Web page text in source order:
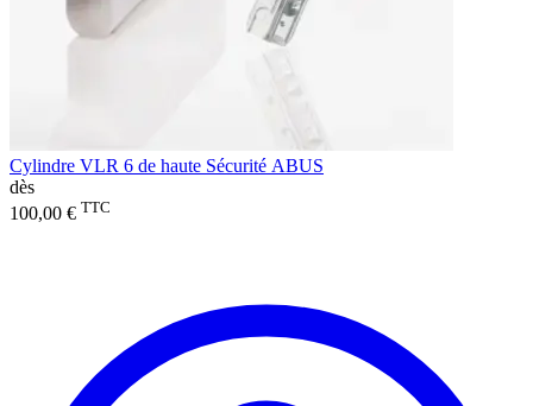
Cylindre VLR 6 de haute Sécurité ABUS
dès
100,00 € TTC